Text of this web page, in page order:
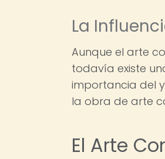
La
Aunque el arte
todavía existe
importancia del
la obra de arte
El Arte